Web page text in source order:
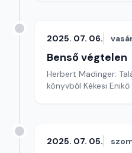
2025. 07. 06.
Benső végtelen
Herbert Madinger:
könyvből Kékesi
2025. 07. 05.